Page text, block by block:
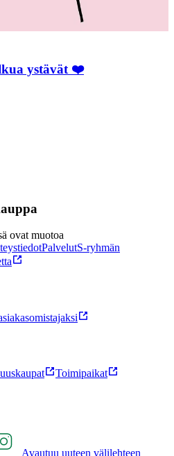
ystävät ❤️
ovat muotoa
PalvelutS-ryhmän
Toimipaikat
Avautuu uuteen välilehteen